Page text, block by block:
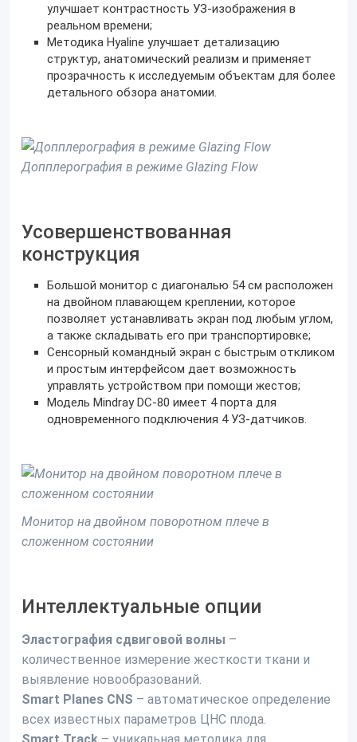
улучшает контрастность УЗ-изображения в
реальном времени;
Методика Hyaline улучшает детализацию
структур, анатомический реализм и применяет
прозрачность к исследуемым объектам для более
детального обзора анатомии.
Допплерография в режиме Glazing Flow
Усовершенствованная
конструкция
Большой монитор с диагональю 54 см расположен
на двойном плавающем креплении, которое
позволяет устанавливать экран под любым углом,
а также складывать его при транспортировке;
Сенсорный командный экран с быстрым откликом
и простым интерфейсом дает возможность
управлять устройством при помощи жестов;
Модель Mindray DC-80 имеет 4 порта для
одновременного подключения 4 УЗ-датчиков.
Монитор на двойном поворотном плече в
сложенном состоянии
Интеллектуальные опции
Эластография сдвиговой волны –
количественное измерение жесткости ткани и
выявление новообразований.
Smart Planes CNS – автоматическое определение
всех известных параметров ЦНС плода.